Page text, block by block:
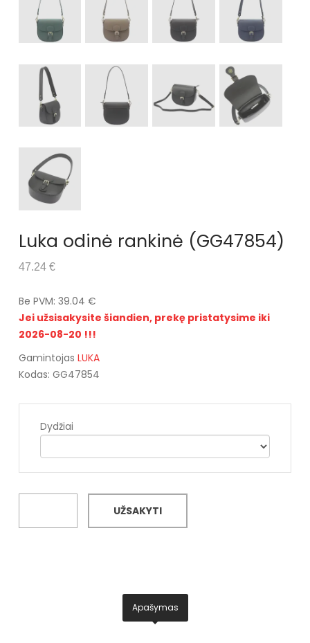
Luka odinė rankinė (GG47854)
47.24 €
Be PVM: 39.04 €
Jei užsisakysite šiandien, prekę pristatysime iki
2026-08-20 !!!
Gamintojas LUKA
Kodas: GG47854
Dydžiai
UŽSAKYTI
Apašymas